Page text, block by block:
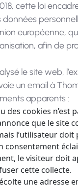
cette loi
européenne,
afin de
le site web,
un email à
apparents :
des cookies n’est
que le site
l’utilisateur doit
consentement
le visiteur doit
cette collecte.
une adresse